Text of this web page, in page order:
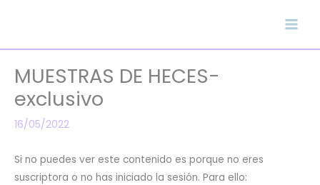
MUESTRAS DE HECES-
exclusivo
16/05/2022
Si no puedes ver este contenido es porque no eres
suscriptora o no has iniciado la sesión. Para ello: